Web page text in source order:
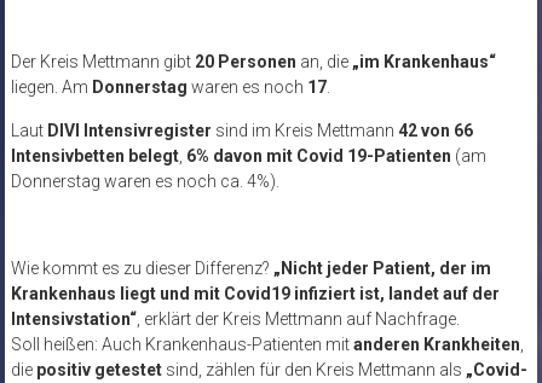
Der Kreis Mettmann gibt 20 Personen an, die „im Krankenhaus“
liegen. Am Donnerstag waren es noch 17.
Laut DIVI Intensivregister sind im Kreis Mettmann 42 von 66
Intensivbetten belegt, 6% davon mit Covid 19-Patienten (am
Donnerstag waren es noch ca. 4%).
Wie kommt es zu dieser Differenz? „Nicht jeder Patient, der im
Krankenhaus liegt und mit Covid19 infiziert ist, landet auf der
Intensivstation“, erklärt der Kreis Mettmann auf Nachfrage.
Soll heißen: Auch Krankenhaus-Patienten mitanderen Krankheiten
die positiv getestetsind, zählen für den Kreis Mettmann als „Covid-